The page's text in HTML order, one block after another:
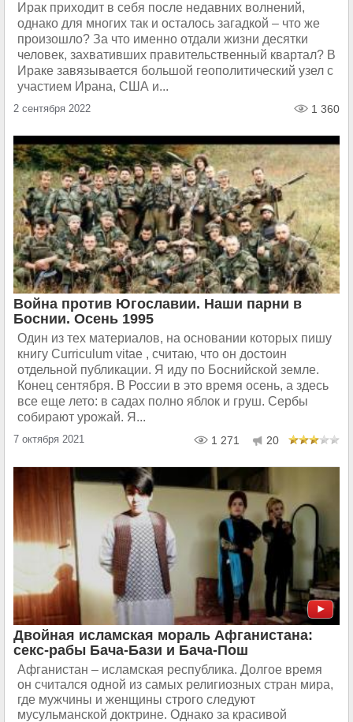
Ирак приходит в себя после недавних волнений,
однако для многих так и осталось загадкой – что же
произошло? За что именно отдали жизни десятки
человек, захвативших правительственный квартал? В
Ираке завязывается большой геополитический узел с
участием Ирана, США и...
2 сентября 2022 1 360
Война против Югославии. Наши парни в
Боснии. Осень 1995
Один из тех материалов, на основании которых пишу
книгу Curriculum vitae , считаю, что он достоин
отдельной публикации. Я иду по Боснийской земле.
Конец сентября. В России в это время осень, а здесь
все еще лето: в садах полно яблок и груш. Сербы
собирают урожай. Я...
7 октября 2021 1 271 20
Двойная исламская мораль Афганистана:
секс-рабы Бача-Бази и Бача-Пош
Афганистан – исламская республика. Долгое время
он считался одной из самых религиозных стран мира,
где мужчины и женщины строго следуют
мусульманской доктрине. Однако за красивой